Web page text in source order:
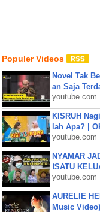
Populer Videos
Novel Tak
an Saja
youtube.com
KISRUH
lah Apa? |
youtube.com
NYAMAR
❗SATU
youtube.com
AURELIE
Music Video)